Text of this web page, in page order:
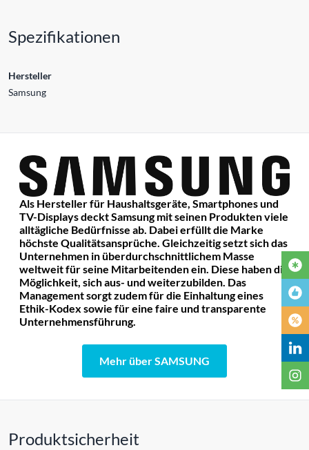
Spezifikationen
Hersteller
Samsung
Als Hersteller für Haushaltsgeräte, Smartphones und
TV-Displays deckt Samsung mit seinen Produkten viele
alltägliche Bedürfnisse ab. Dabei erfüllt die Marke
höchste Qualitätsansprüche. Gleichzeitig setzt sich das
Unternehmen in überdurchschnittlichem Masse
weltweit für seine Mitarbeitenden ein. Diese haben die
Möglichkeit, sich aus- und weiterzubilden. Das
Management sorgt zudem für die Einhaltung eines
Ethik-Kodex sowie für eine faire und transparente
Unternehmensführung.
Mehr über SAMSUNG
Produktsicherheit